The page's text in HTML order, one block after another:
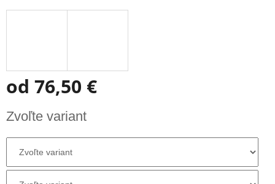
od 76,50 €
cena:
Zvoľte variant